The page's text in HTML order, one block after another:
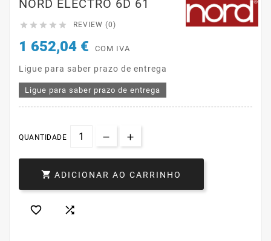
NORD ELECTRO 6D 61
     REVIEW (0)
1 652,04 € COM IVA
Ligue para saber prazo de entrega
Ligue para saber prazo de entrega
QUANTIDADE
 ADICIONAR AO CARRINHO
 